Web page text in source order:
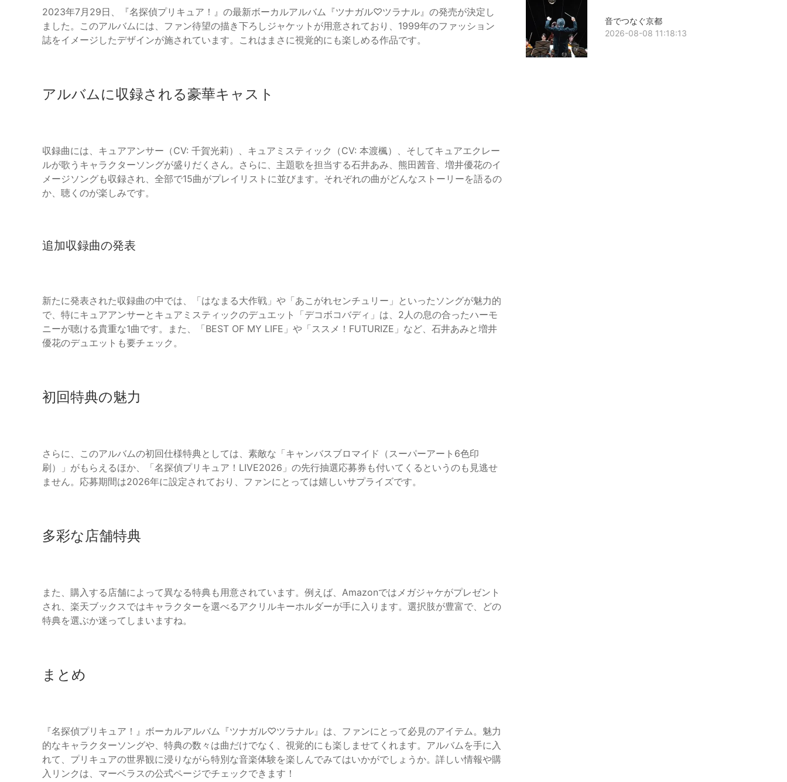
2023年7月29日、『名探偵プリキュア！』の最新ボーカルアルバム『ツナガル♡ツラナル』の発売が決定し
ました。このアルバムには、ファン待望の描き下ろしジャケットが用意されており、1999年のファッション
誌をイメージしたデザインが施されています。これはまさに視覚的にも楽しめる作品です。
アルバムに収録される豪華キャスト
収録曲には、キュアアンサー（CV: 千賀光莉）、キュアミスティック（CV: 本渡楓）、そしてキュアエクレー
ルが歌うキャラクターソングが盛りだくさん。さらに、主題歌を担当する石井あみ、熊田茜音、増井優花のイ
メージソングも収録され、全部で15曲がプレイリストに並びます。それぞれの曲がどんなストーリーを語るの
か、聴くのが楽しみです。
追加収録曲の発表
新たに発表された収録曲の中では、「はなまる大作戦」や「あこがれセンチュリー」といったソングが魅力的
で、特にキュアアンサーとキュアミスティックのデュエット「デコボコバディ」は、2人の息の合ったハーモ
ニーが聴ける貴重な1曲です。また、「BEST OF MY LIFE」や「ススメ！FUTURIZE」など、石井あみと増井
優花のデュエットも要チェック。
初回特典の魅力
さらに、このアルバムの初回仕様特典としては、素敵な「キャンバスブロマイド（スーパーアート6色印
刷）」がもらえるほか、「名探偵プリキュア！LIVE2026」の先行抽選応募券も付いてくるというのも見逃せ
ません。応募期間は2026年に設定されており、ファンにとっては嬉しいサプライズです。
多彩な店舗特典
また、購入する店舗によって異なる特典も用意されています。例えば、Amazonではメガジャケがプレゼント
され、楽天ブックスではキャラクターを選べるアクリルキーホルダーが手に入ります。選択肢が豊富で、どの
特典を選ぶか迷ってしまいますね。
まとめ
『名探偵プリキュア！』ボーカルアルバム『ツナガル♡ツラナル』は、ファンにとって必見のアイテム。魅力
的なキャラクターソングや、特典の数々は曲だけでなく、視覚的にも楽しませてくれます。アルバムを手に入
れて、プリキュアの世界観に浸りながら特別な音楽体験を楽しんでみてはいかがでしょうか。詳しい情報や購
入リンクは、マーベラスの公式ページでチェックできます！
音でつなぐ京都
2026-08-08 11:18:13